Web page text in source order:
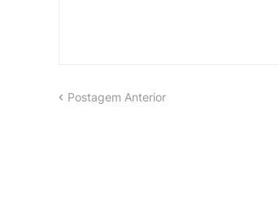
Postagem Anterior